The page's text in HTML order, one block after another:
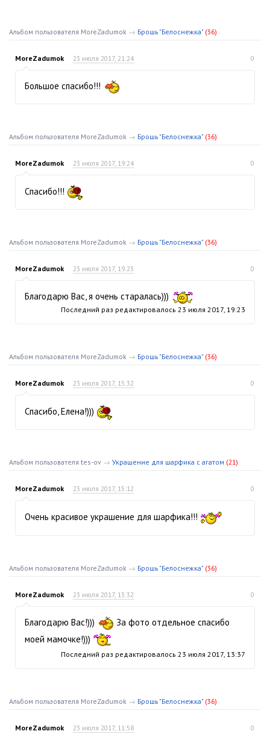
Альбом пользователя MoreZadumok → Брошь "Белоснежка" (36)
MoreZadumok 23 июля 2017, 21:24 0
Большое спасибо!!!
Альбом пользователя MoreZadumok → Брошь "Белоснежка" (36)
MoreZadumok 23 июля 2017, 19:24 0
Спасибо!!!
Альбом пользователя MoreZadumok → Брошь "Белоснежка" (36)
MoreZadumok 23 июля 2017, 19:23 0
Благодарю Вас, я очень старалась)))
Последний раз редактировалось 23 июля 2017, 19:23
Альбом пользователя MoreZadumok → Брошь "Белоснежка" (36)
MoreZadumok 23 июля 2017, 15:32 0
Спасибо, Елена!)))
Альбом пользователя tes-ov → Украшение для шарфика с агатом (21)
MoreZadumok 23 июля 2017, 15:12 0
Очень красивое украшение для шарфика!!!
Альбом пользователя MoreZadumok → Брошь "Белоснежка" (36)
MoreZadumok 23 июля 2017, 13:32 0
Благодарю Вас!)))
За фото отдельное спасибо
моей мамочке!)))
Последний раз редактировалось 23 июля 2017, 13:37
Альбом пользователя MoreZadumok → Брошь "Белоснежка" (36)
MoreZadumok 23 июля 2017, 11:58 0